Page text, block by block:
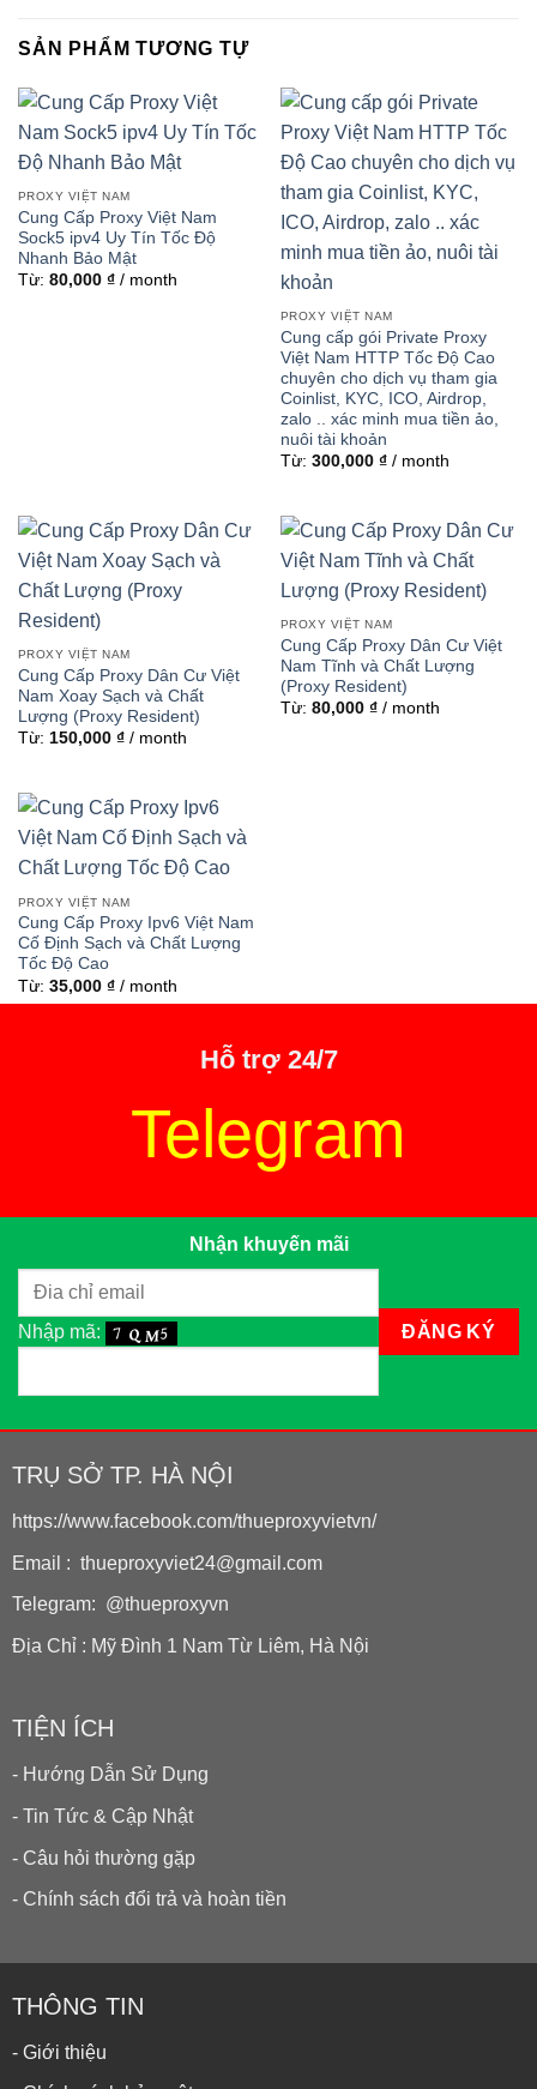
SẢN PHẨM TƯƠNG TỰ
PROXY VIỆT NAM
Cung Cấp Proxy Việt Nam
Sock5 ipv4 Uy Tín Tốc Độ
Nhanh Bảo Mật
Từ: 80,000 ₫ / month
PROXY VIỆT NAM
Cung cấp gói Private Proxy
Việt Nam HTTP Tốc Độ Cao
chuyên cho dịch vụ tham gia
Coinlist, KYC, ICO, Airdrop,
zalo .. xác minh mua tiền ảo,
nuôi tài khoản
Từ: 300,000 ₫ / month
PROXY VIỆT NAM
Cung Cấp Proxy Dân Cư Việt
Nam Xoay Sạch và Chất
Lượng (Proxy Resident)
Từ: 150,000 ₫ / month
PROXY VIỆT NAM
Cung Cấp Proxy Dân Cư Việt
Nam Tĩnh và Chất Lượng
(Proxy Resident)
Từ: 80,000 ₫ / month
PROXY VIỆT NAM
Cung Cấp Proxy Ipv6 Việt Nam
Cố Định Sạch và Chất Lượng
Tốc Độ Cao
Từ: 35,000 ₫ / month
Hỗ trợ 24/7
Telegram
Nhận khuyến mãi
Nhập mã:
TRỤ SỞ TP. HÀ NỘI
https://www.facebook.com/thueproxyvietvn/
Email : thueproxyviet24@gmail.com
Telegram: @thueproxyvn
Địa Chỉ : Mỹ Đình 1 Nam Từ Liêm, Hà Nội
TIỆN ÍCH
- Hướng Dẫn Sử Dụng
- Tin Tức & Cập Nhật
- Câu hỏi thường gặp
- Chính sách đổi trả và hoàn tiền
THÔNG TIN
- Giới thiệu